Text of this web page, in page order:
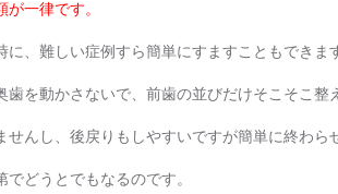
一律です。
に、難しい症例すら簡単にすますこともできま
歯を動かさないで、前歯の並びだけそこそこ整
せんし、後戻りもしやすいですが簡単に終わら
でどうとでもなるのです。